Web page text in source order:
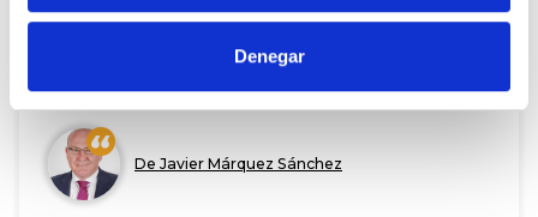
Denegar
De Javier Márquez Sánchez